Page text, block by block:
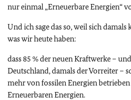
nur einmal „Erneuerbare Energien“
Und ich sage das so, weil sich
was wir heute haben:
dass 85 % der neuen Kraftwerke –
Deutschland, damals der Vorreiter –
mehr von fossilen Energien
Erneuerbaren Energien.